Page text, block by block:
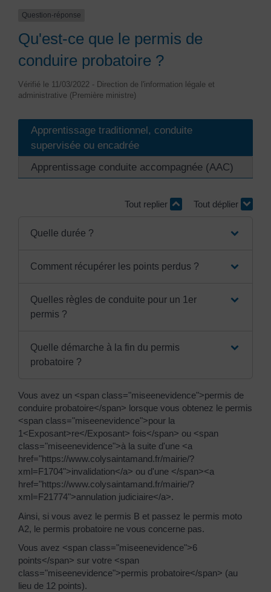
Question-réponse
Qu'est-ce que le permis de
conduire probatoire ?
Vérifié le 11/03/2022 - Direction de l'information légale et
administrative (Première ministre)
Apprentissage traditionnel, conduite
supervisée ou encadrée
Apprentissage conduite accompagnée (AAC)
Tout replier Tout déplier
Quelle durée ?
Comment récupérer les points perdus ?
Quelles règles de conduite pour un 1er
permis ?
Quelle démarche à la fin du permis
probatoire ?
Vous avez un <span class="miseenevidence">permis de
conduire probatoire</span> lorsque vous obtenez le permis
<span class="miseenevidence">pour la
1<Exposant>re</Exposant> fois</span> ou <span
class="miseenevidence">à la suite d'une <a
href="https://www.colysaintamand.fr/mairie/?
xml=F1704">invalidation</a> ou d'une </span><a
href="https://www.colysaintamand.fr/mairie/?
xml=F21774">annulation judiciaire</a>.
Ainsi, si vous avez le permis B et passez le permis moto
A2, le permis probatoire ne vous concerne pas.
Vous avez <span class="miseenevidence">6
points</span> sur votre <span
class="miseenevidence">permis probatoire</span> (au
lieu de 12 points).